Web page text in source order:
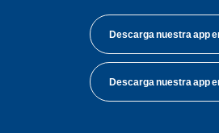
Descarga nuestra app
Descarga nuestra app